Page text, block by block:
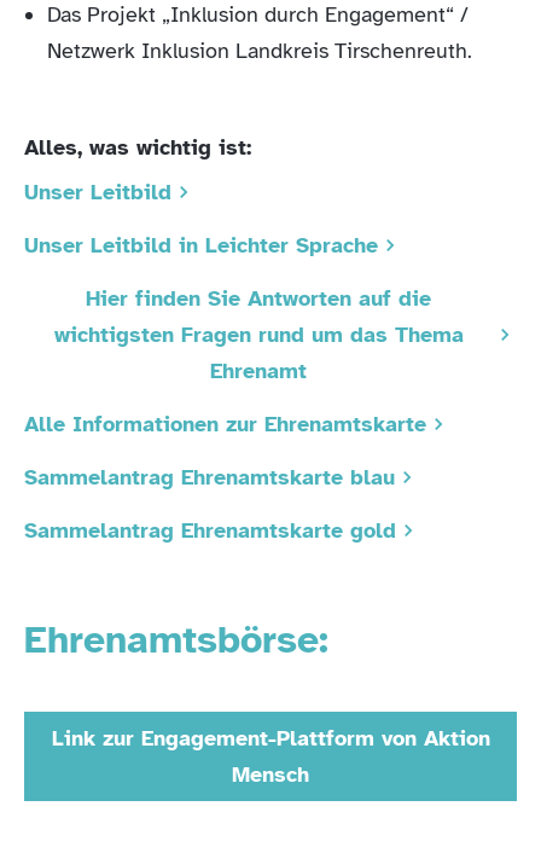
Das Projekt „Inklusion durch Engagement“ /
Netzwerk Inklusion Landkreis Tirschenreuth.
Alles, was wichtig ist:
Unser Leitbild
Unser Leitbild in Leichter Sprache
Hier finden Sie Antworten auf die
wichtigsten Fragen rund um das Thema
Ehrenamt
Alle Informationen zur Ehrenamtskarte
Sammelantrag Ehrenamtskarte blau
Sammelantrag Ehrenamtskarte gold
Ehrenamtsbörse:
Link zur Engagement-Plattform von Aktion
Mensch